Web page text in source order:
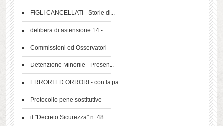
FIGLI CANCELLATI - Storie di...
delibera di astensione 14 - ...
Commissioni ed Osservatori
Detenzione Minorile - Presen...
ERRORI ED ORRORI - con la pa...
Protocollo pene sostitutive
il "Decreto Sicurezza" n. 48...